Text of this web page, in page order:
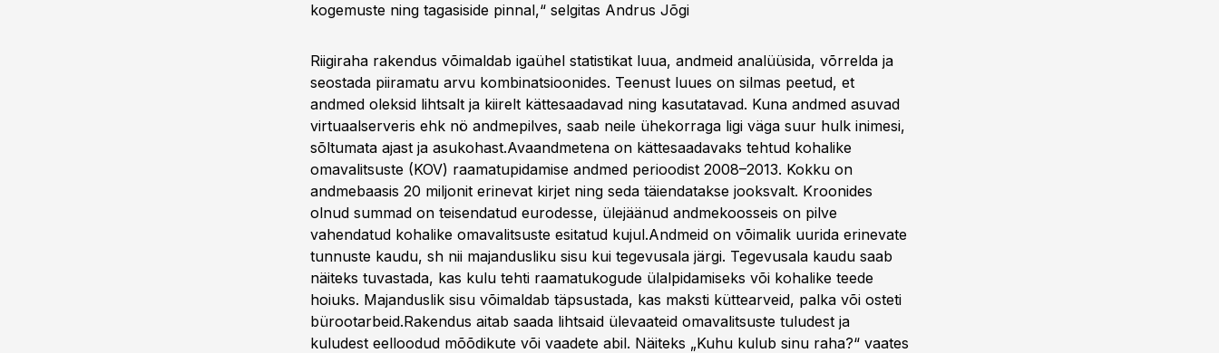
kogemuste ning tagasiside pinnal,“ selgitas Andrus Jõgi
Riigiraha rakendus võimaldab igaühel statistikat luua, andmeid analüüsida, võrrelda ja
seostada piiramatu arvu kombinatsioonides. Teenust luues on silmas peetud, et
andmed oleksid lihtsalt ja kiirelt kättesaadavad ning kasutatavad. Kuna andmed asuvad
virtuaalserveris ehk nö andmepilves, saab neile ühekorraga ligi väga suur hulk inimesi,
sõltumata ajast ja asukohast.Avaandmetena on kättesaadavaks tehtud kohalike
omavalitsuste (KOV) raamatupidamise andmed perioodist 2008–2013. Kokku on
andmebaasis 20 miljonit erinevat kirjet ning seda täiendatakse jooksvalt. Kroonides
olnud summad on teisendatud eurodesse, ülejäänud andmekoosseis on pilve
vahendatud kohalike omavalitsuste esitatud kujul.Andmeid on võimalik uurida erinevate
tunnuste kaudu, sh nii majandusliku sisu kui tegevusala järgi. Tegevusala kaudu saab
näiteks tuvastada, kas kulu tehti raamatukogude ülalpidamiseks või kohalike teede
hoiuks. Majanduslik sisu võimaldab täpsustada, kas maksti küttearveid, palka või osteti
bürootarbeid.Rakendus aitab saada lihtsaid ülevaateid omavalitsuste tuludest ja
kuludest eelloodud mõõdikute või vaadete abil. Näiteks „Kuhu kulub sinu raha?“ vaates